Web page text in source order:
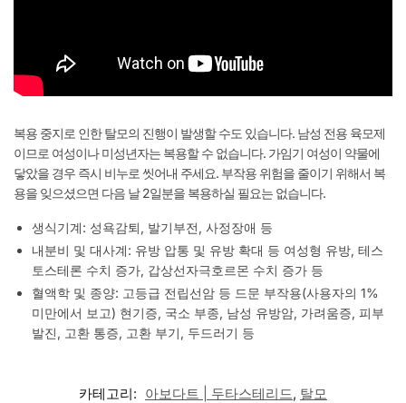
복용 중지로 인한 탈모의 진행이 발생할 수도 있습니다. 남성 전용 육모제
이므로 여성이나 미성년자는 복용할 수 없습니다. 가임기 여성이 약물에
닿았을 경우 즉시 비누로 씻어내 주세요. 부작용 위험을 줄이기 위해서 복
용을 잊으셨으면 다음 날 2일분을 복용하실 필요는 없습니다.
생식기계: 성욕감퇴, 발기부전, 사정장애 등
내분비 및 대사계: 유방 압통 및 유방 확대 등 여성형 유방, 테스
토스테론 수치 증가, 갑상선자극호르몬 수치 증가 등
혈액학 및 종양: 고등급 전립선암 등 드문 부작용(사용자의 1%
미만에서 보고) 현기증, 국소 부종, 남성 유방암, 가려움증, 피부
발진, 고환 통증, 고환 부기, 두드러기 등
카테고리: 아보다트 | 두타스테리드, 탈모